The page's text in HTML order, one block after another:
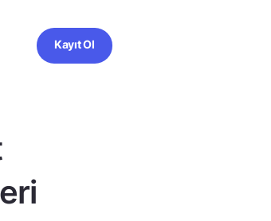
Kayıt Ol